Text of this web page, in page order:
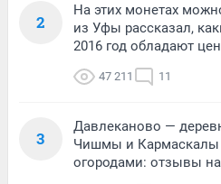
2
На этих монетах
из Уфы рассказал,
2016 год обладают
47 211 11
3
Давлеканово —
Чишмы и Кармаскалы
огородами: отзывы